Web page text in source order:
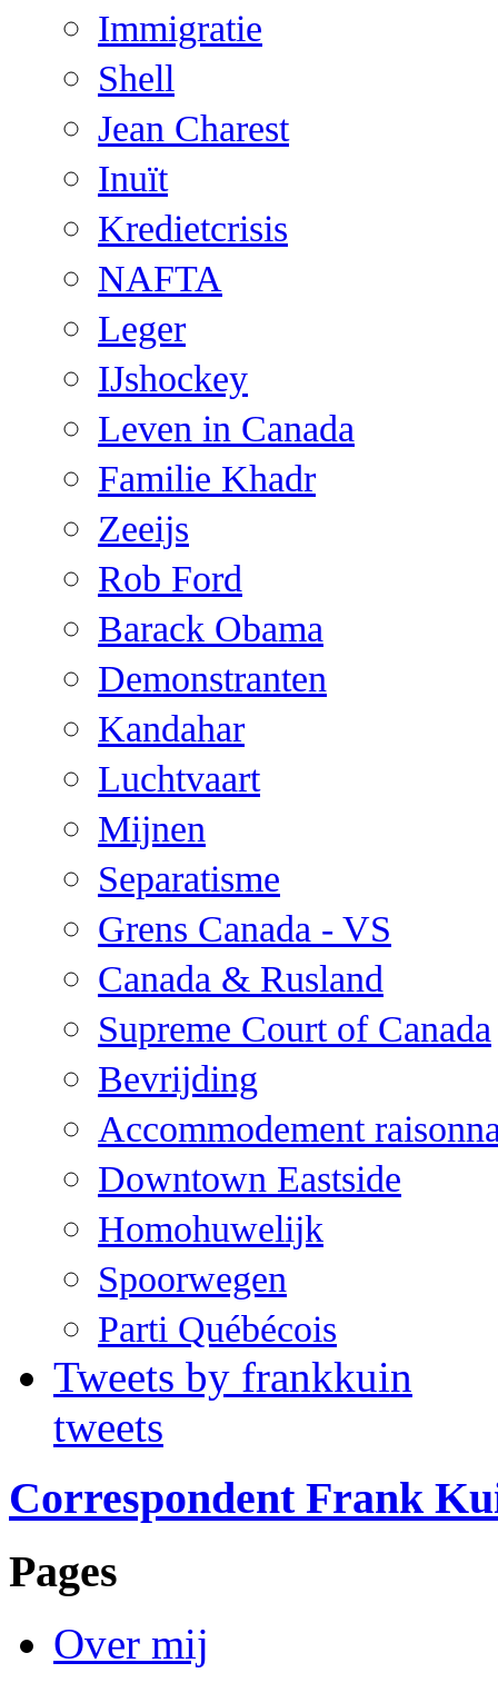
Immigratie
Shell
Jean Charest
Inuït
Kredietcrisis
NAFTA
Leger
IJshockey
Leven in Canada
Familie Khadr
Zeeijs
Rob Ford
Barack Obama
Demonstranten
Kandahar
Luchtvaart
Mijnen
Separatisme
Grens Canada - VS
Canada & Rusland
Supreme Court of Canada
Bevrijding
Accommodement
Downtown Eastside
Homohuwelijk
Spoorwegen
Parti Québécois
Tweets by frankkuin
tweets
Correspondent Frank
Pages
Over mij